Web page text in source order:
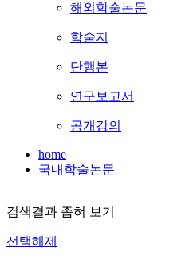
해외학술논문
학술지
단행본
연구보고서
공개강의
home
국내학술논문
검색결과 좁혀 보기
선택해제